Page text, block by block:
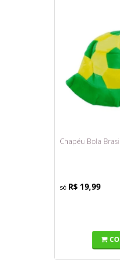
Chapéu Bola Brasil
R$ 19,99